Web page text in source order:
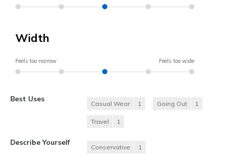
Width
Feels too narrow Feels too wide
Best Uses
Casual Wear 1 Going Out 1
Travel 1
Describe Yourself
Conservative 1